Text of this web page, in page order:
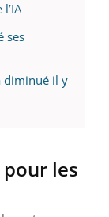
ses
diminué il y
les